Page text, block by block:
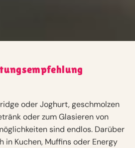
oder Joghurt, geschmolzen
oder zum Glasieren von
sind endlos. Darüber
in Kuchen, Muffins oder Energy